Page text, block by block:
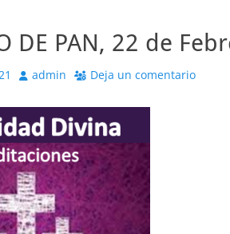
DE PAN, 22 de
Autoradmin Deja un comentario